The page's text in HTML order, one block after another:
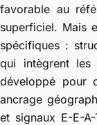
favorable au
superficiel. Mais
spécifiques :
qui intègrent les
développé pour
ancrage
et signaux E-E-